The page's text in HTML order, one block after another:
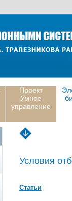
Проект
Умное
управление
Условия
Статьи